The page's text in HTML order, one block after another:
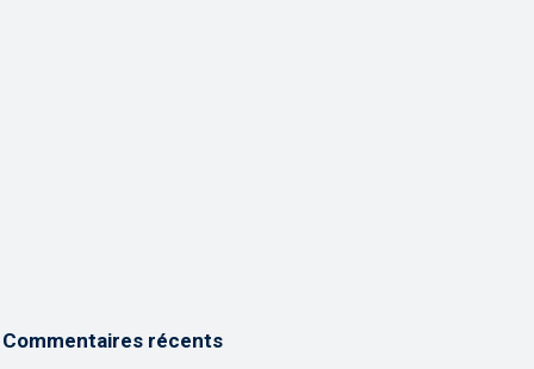
Commentaires récents